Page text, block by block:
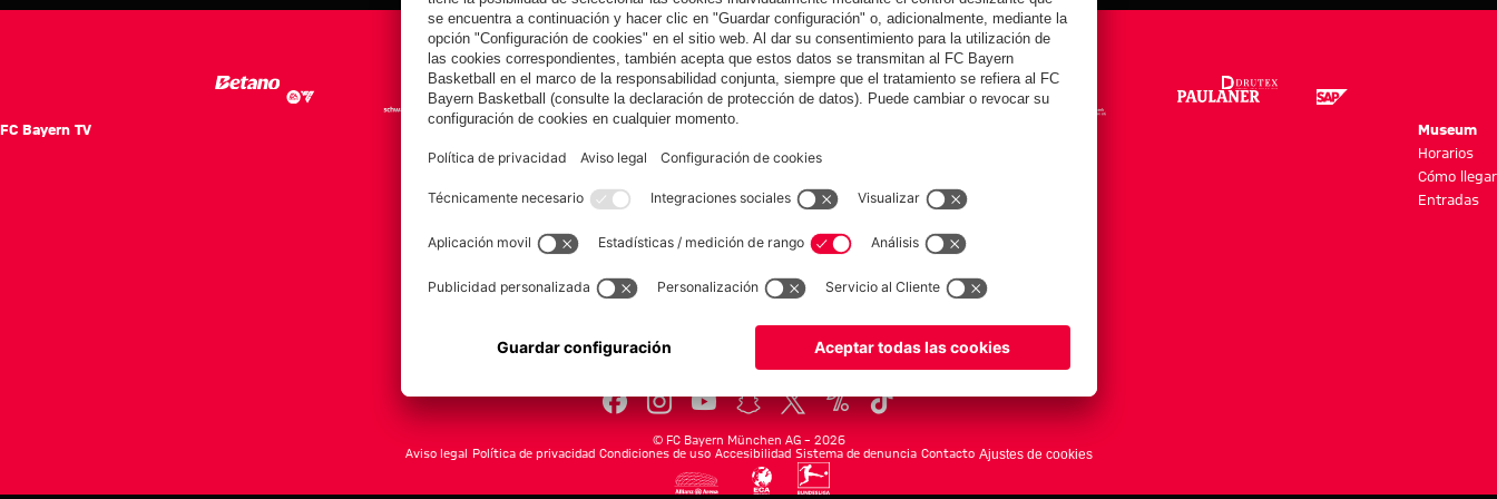
Colaborador
FC Bayern TV
FC Bayern.com
Noticias
Club
Jugadores
Rebajas %
Museum
Horarios
Cómo llegar
Entradas
© FC Bayern München AG – 2026
Aviso legal Política de privacidad Condiciones de uso Accesibilidad Sistema de denuncia Contacto Ajustes de cookies